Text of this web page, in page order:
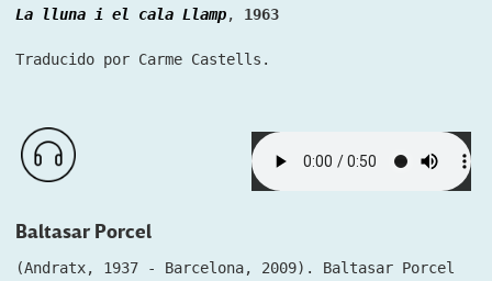
La lluna i el cala Llamp, 1963
Traducido por Carme Castells.
Baltasar Porcel
(Andratx, 1937 - Barcelona, 2009). Baltasar Porcel